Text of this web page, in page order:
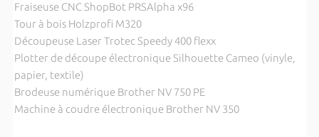
Fraiseuse CNC ShopBot PRSAlpha x96
Tour à bois Holzprofi M320
Découpeuse Laser Trotec Speedy 400 flexx
Plotter de découpe électronique Silhouette Cameo (vinyle,
papier, textile)
Brodeuse numérique Brother NV 750 PE
Machine à coudre électronique Brother NV 350